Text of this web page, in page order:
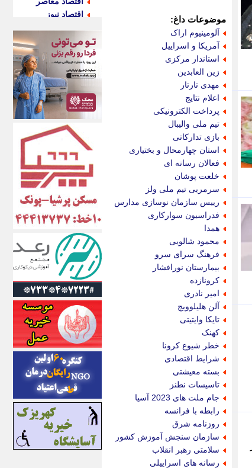
موضوعات داغ:
آلومینیوم اراک
آمریکا و اسراییل
استاندار مرکزی
زین العابدین
مهدی تارتار
اعلام نتایج
پرداخت الکترونیکی
تیم ملی والیبال
بازی تدارکاتی
استان چهارمحال و بختیاری
فعالان رسانه ای
خلعت پوشان
سرمربی تیم ملی ولز
رییس سازمان نوسازی مدارس
فدراسیون سوارکاری
همدا
محمود شالویی
فرهنگ سرای سرو
بیمارستان نورافشار
کرونازده
امیر نادری
آلن هلیلوویچ
تایکا وایتیتی
کهنک
خطر شیوع کرونا
شرایط اقتصادی
بسته معیشتی
تاسیسات نطنز
جام ملت های 2023 آسیا
رابطه با فرانسه
روزنامه شرق
سازمان سنجش آموزش کشور
سلامتی رهبر انقلاب
رسانه های اسراییلی
اقتصاد نیوز
اکوفارس
اکونگار
اکونیوز
الف
انتشار آنلاین
اندیشه قرن
اندیشه معاصر
اندیشه ها
انرژی پرس
ای استخدام
ایتنا
ایراف
ایران آرت
ایران آنلاین
ایران زندگی
ایران فوری
ایرانی روز
ایرانیتال
ایرنا
ایسکانیوز
ایسنا
ایکنا
ایلنا
اینتیتر
ایونا نیوز
بازتاب آنلاین
باشگاه خبرنگاران
باغستان نیوز
بامبوک
ببین و بخون
بدینسان
بنکر